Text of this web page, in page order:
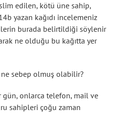
edilen, kötü üne sahip,
yazan kağıdı incelemeniz
burada belirtildiği söylenir
ne olduğu bu kağıtta yer
ne sebep olmuş olabilir?
gün, onlarca telefon, mail ve
sahipleri çoğu zaman